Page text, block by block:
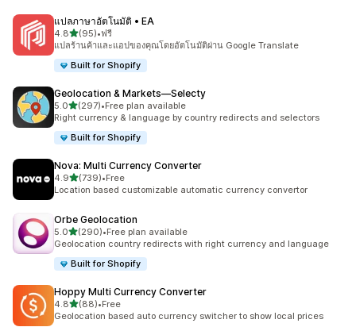
แปลภาษาอัตโนมัติ • EA
4.8เต็ม 5 ดาว
(95)
ทั้งหมด 95 รีวิว
•ฟรี
แปลร้านค้าและแอปของคุณโดยอัตโนมัติผ่าน Google Translate
Built for Shopify
Geolocation & Markets—Selecty
5.0เต็ม 5 ดาว
(297)
ทั้งหมด 297 รีวิว
•Free plan available
Right currency & language by country redirects and selectors
Built for Shopify
Nova: Multi Currency Converter
4.9เต็ม 5 ดาว
(739)
ทั้งหมด 739 รีวิว
•Free
Location based customizable automatic currency convertor
Orbe Geolocation
5.0เต็ม 5 ดาว
(290)
ทั้งหมด 290 รีวิว
•Free plan available
Geolocation country redirects with right currency and language
Built for Shopify
Hoppy Multi Currency Converter
4.8เต็ม 5 ดาว
(88)
ทั้งหมด 88 รีวิว
•Free
Geolocation based auto currency switcher to show local prices